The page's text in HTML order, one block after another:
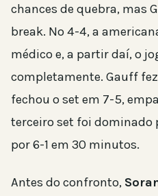
chances de quebra, mas
break. No 4-4, a
médico e, a partir daí, o
completamente. Gauff
fechou o set em 7-5,
terceiro set foi dominado
por 6-1 em 30 minutos.
Antes do confronto,